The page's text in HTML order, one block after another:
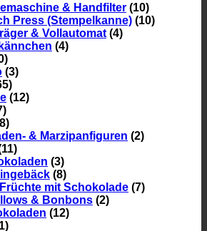
& Handfilter (10)
Press (Stempelkanne) (10)
& Vollautomat (4)
(4)
(3)
(12)
& Marzipanfiguren (2)
(3)
(8)
mit Schokolade (7)
& Bonbons (2)
(12)